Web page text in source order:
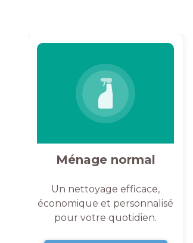
Ménage normal
Un nettoyage efficace,
économique et personnalisé
pour votre quotidien.